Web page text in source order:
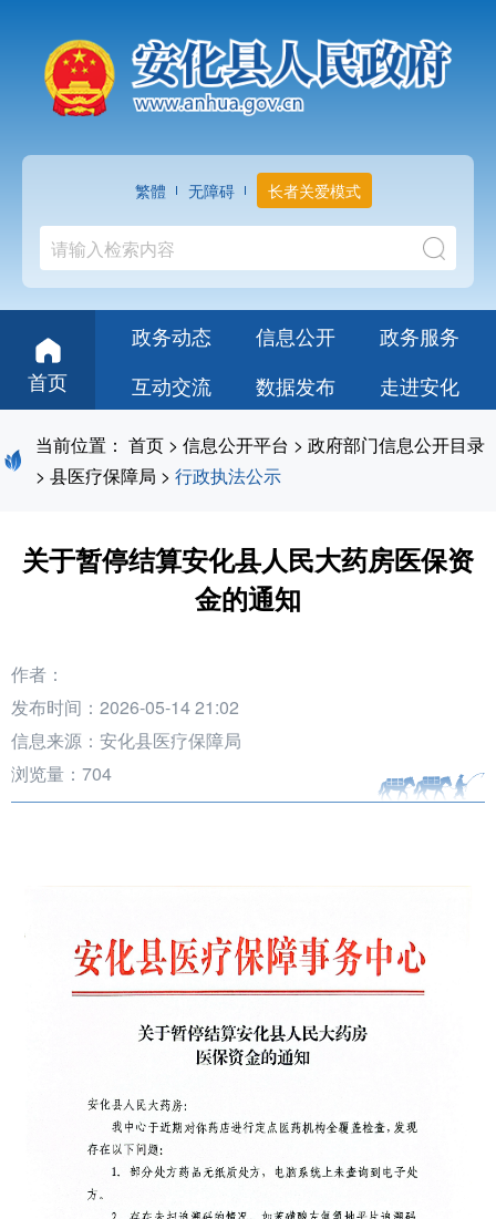
繁體 无障碍 长者关爱模式
首页
政务动态 信息公开
政务服务
互动交流
数据发布 走进安化
当前位置： 首页 > 信息公开平台 > 政府部门信息公开目录
> 县医疗保障局 > 行政执法公示
关于暂停结算安化县人民大药房医保资
金的通知
作者：
发布时间：2026-05-14 21:02
信息来源：安化县医疗保障局
浏览量： 704